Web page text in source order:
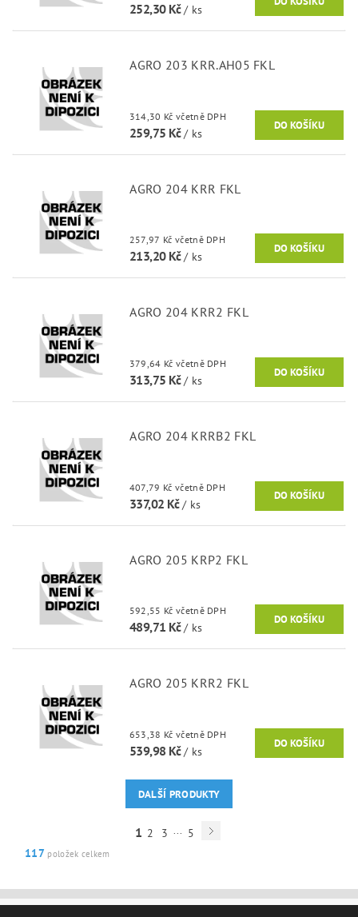
252,30 Kč/ ks
AGRO 203 KRR.AH05 FKL
314,30 Kč včetně DPH
259,75 Kč/ ks
AGRO 204 KRR FKL
257,97 Kč včetně DPH
213,20 Kč/ ks
AGRO 204 KRR2 FKL
379,64 Kč včetně DPH
313,75 Kč/ ks
AGRO 204 KRRB2 FKL
407,79 Kč včetně DPH
337,02 Kč/ ks
AGRO 205 KRP2 FKL
592,55 Kč včetně DPH
489,71 Kč/ ks
AGRO 205 KRR2 FKL
653,38 Kč včetně DPH
539,98 Kč/ ks
DALŠÍ PRODUKTY
1 2 3 ... 5
117 položek celkem